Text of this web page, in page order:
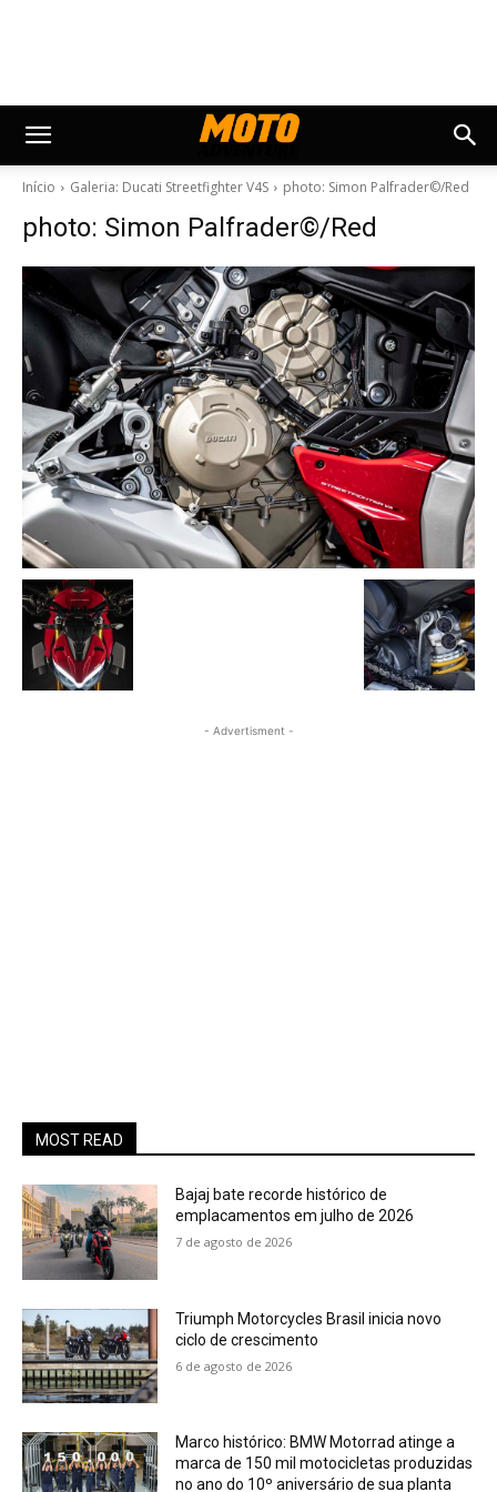
Início Galeria: Ducati Streetfighter V4S photo: Simon Palfrader©/Red
photo: Simon Palfrader©/Red
- Advertisment -
MOST READ
Bajaj bate recorde histórico de
emplacamentos em julho de 2026
7 de agosto de 2026
Triumph Motorcycles Brasil inicia novo
ciclo de crescimento
6 de agosto de 2026
Marco histórico: BMW Motorrad atinge a
marca de 150 mil motocicletas produzidas
no ano do 10º aniversário de sua planta